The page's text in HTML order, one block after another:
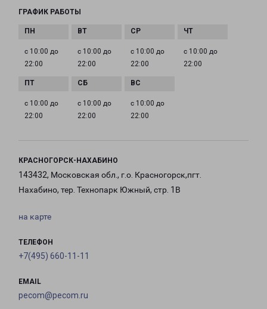
ГРАФИК РАБОТЫ
с 10:00 до
22:00
с 10:00 до
22:00
с 10:00 до
22:00
с 10:00 до
22:00
с 10:00 до
22:00
с 10:00 до
22:00
с 10:00 до
22:00
КРАСНОГОРСК-НАХАБИНО
143432, Московская обл., г.о. Красногорск,пгт.
Нахабино, тер. Технопарк Южный, стр. 1В
на карте
ТЕЛЕФОН
+7(495) 660-11-11
EMAIL
pecom@pecom.ru